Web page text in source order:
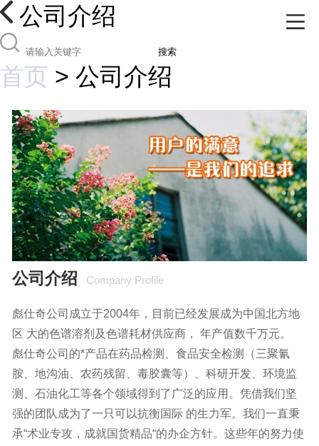
公司介绍
搜索
首页 > 公司介绍
公司介绍 Company Profile
彪仕奇公司成立于2004年，目前已经发展成为中国北方地
区 大的色谱溶剂及色谱耗材供应商， 年产值数千万元。
彪仕奇公司的*产品在药品检测、食品安全检测（三聚氰
胺、地沟油、农药残留、毒胶囊等）、科研开发、环境监
测、石油化工等各个领域得到了广泛的应用。凭借我们坚
强的团队成为了一只可以抗衡国际 的生力军。我们一直秉
承“术业专攻，成就国货精品“的办企方针。这些年的努力使